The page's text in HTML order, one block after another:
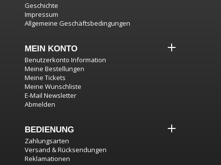
Geschichte
Impressum
Allgemeine Geschäftsbedingungen
MEIN KONTO
Benutzerkonto Information
Meine Bestellungen
Meine Tickets
Meine Wunschliste
E-Mail Newsletter
Abmelden
BEDIENUNG
Zahlungsarten
Versand & Rücksendungen
Reklamationen